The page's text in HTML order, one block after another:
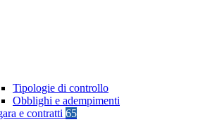
Tipologie di controllo
Obblighi e adempimenti
e contratti 65